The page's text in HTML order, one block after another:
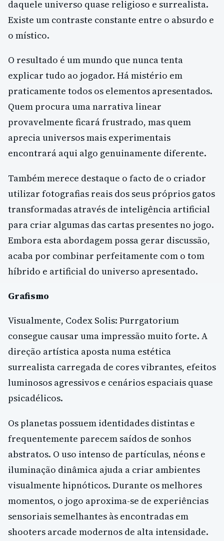
daquele universo quase religioso e surrealista.
Existe um contraste constante entre o absurdo e
o místico.
O resultado é um mundo que nunca tenta
explicar tudo ao jogador. Há mistério em
praticamente todos os elementos apresentados.
Quem procura uma narrativa linear
provavelmente ficará frustrado, mas quem
aprecia universos mais experimentais
encontrará aqui algo genuinamente diferente.
Também merece destaque o facto de o criador
utilizar fotografias reais dos seus próprios gatos
transformadas através de inteligência artificial
para criar algumas das cartas presentes no jogo.
Embora esta abordagem possa gerar discussão,
acaba por combinar perfeitamente com o tom
híbrido e artificial do universo apresentado.
Grafismo
Visualmente, Codex Solis: Purrgatorium
consegue causar uma impressão muito forte. A
direção artística aposta numa estética
surrealista carregada de cores vibrantes, efeitos
luminosos agressivos e cenários espaciais quase
psicadélicos.
Os planetas possuem identidades distintas e
frequentemente parecem saídos de sonhos
abstratos. O uso intenso de partículas, néons e
iluminação dinâmica ajuda a criar ambientes
visualmente hipnóticos. Durante os melhores
momentos, o jogo aproxima-se de experiências
sensoriais semelhantes às encontradas em
shooters arcade modernos de alta intensidade.